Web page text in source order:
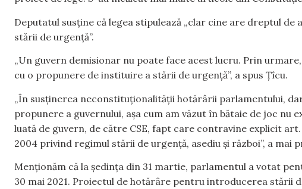
Deputatul susține că legea stipulează „clar cine are dreptul
stării de urgență”.
„Un guvern demisionar nu poate face acest lucru. Prin
cu o propunere de instituire a stării de urgență”, a spus Țîcu.
„În susținerea neconstituționalității hotărârii parlamentului,
propunere a guvernului, așa cum am văzut în bătaie de joc nu
luată de guvern, de către CSE, fapt care contravine explicit
2004 privind regimul stării de urgență, asediu și război”, a mai
Menționăm că la ședința din 31 martie, parlamentul a votat
30 mai 2021. Proiectul de hotărâre pentru introducerea stării